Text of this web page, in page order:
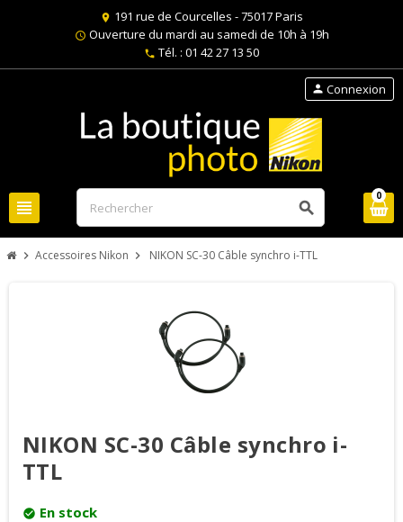
location_on 191 rue de Courcelles - 75017 Paris
schedule Ouverture du mardi au samedi de 10h à 19h
phone Tél. : 01 42 27 13 50
view_headline search
person Connexion
0
chevron_right Accessoires Nikon chevron_right NIKON SC-30 Câble synchro i-TTL
NIKON SC-30 Câble synchro i-
TTL
check_circle En stock